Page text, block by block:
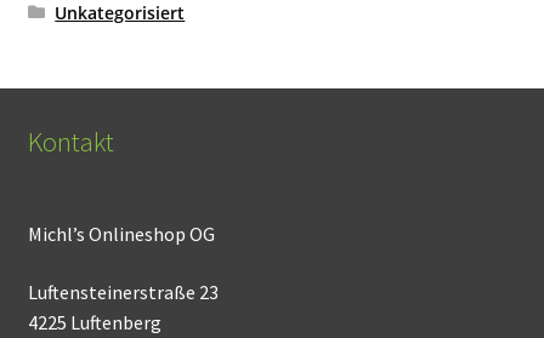
Unkategorisiert
Kontakt
Michl’s Onlineshop OG
Luftensteinerstraße 23
4225 Luftenberg